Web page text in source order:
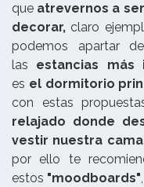
que atrevernos a
decorar, claro
podemos apartar
las estancias más
es el dormitorio
con estas
relajado donde
vestir nuestra cama
por ello te
estos "moodboards"